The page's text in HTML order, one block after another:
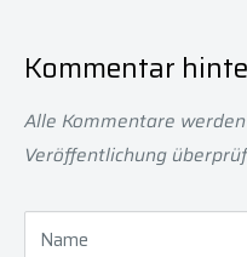
Kommentar
Alle Kommentare
Veröffentlichung
Name